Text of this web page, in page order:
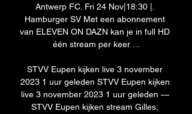
Antwerp FC. Fri 24 Nov|18:30 |.
Hamburger SV Met een abonnement
van ELEVEN ON DAZN kan je in full HD
één stream per keer ...
STVV Eupen kijken live 3 november
2023 1 uur geleden STVV Eupen kijken
live 3 november 2023 1 uur geleden —
STVV Eupen kijken stream Gilles;